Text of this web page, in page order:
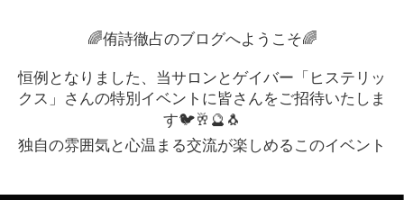
🌈侑詩徹占のブログへようこそ🌈
恒例となりました、当サロンとゲイバー「ヒステリッ
クス」さんの特別イベントに皆さんをご招待いたしま
す🐦🥂🔮🐧
独自の雰囲気と心温まる交流が楽しめるこのイベント